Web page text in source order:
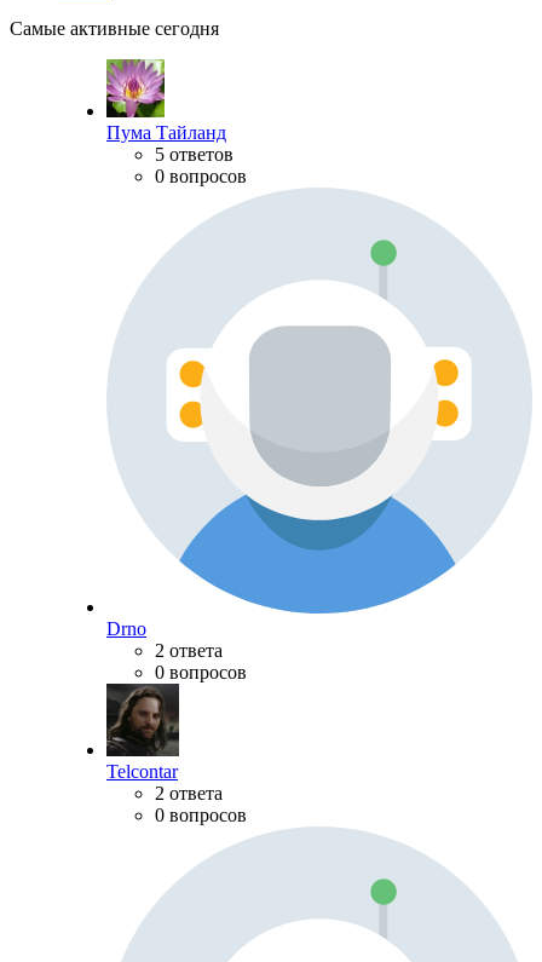
Самые активные сегодня
Пума Тайланд
5 ответов
0 вопросов
Drno
2 ответа
0 вопросов
Telcontar
2 ответа
0 вопросов